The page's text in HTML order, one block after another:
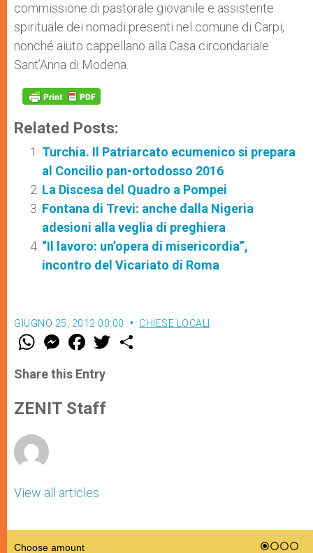
commissione di pastorale giovanile e assistente
spirituale dei nomadi presenti nel comune di Carpi,
nonché aiuto cappellano alla Casa circondariale
Sant’Anna di Modena.
Related Posts:
Turchia. Il Patriarcato ecumenico si prepara
al Concilio pan-ortodosso 2016
La Discesa del Quadro a Pompei
Fontana di Trevi: anche dalla Nigeria
adesioni alla veglia di preghiera
“Il lavoro: un’opera di misericordia”,
incontro del Vicariato di Roma
GIUGNO 25, 2012 00:00 CHIESE LOCALI
W
t
s
p
p
M
e
s
e
g
e
F
a
e
b
o
k
w
Share this Entry
ZENIT Staff
View all articles